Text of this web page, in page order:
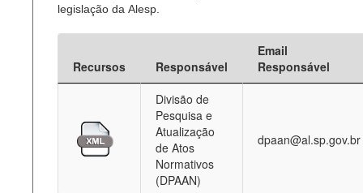
legislação da Alesp.
Recursos Responsável
Email
Responsável
Divisão de
Pesquisa e
Atualização
de Atos
Normativos
(DPAAN)
dpaan@al.sp.gov.br